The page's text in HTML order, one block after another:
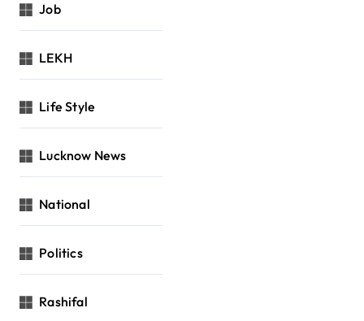
Job
LEKH
Life Style
Lucknow News
National
Politics
Rashifal